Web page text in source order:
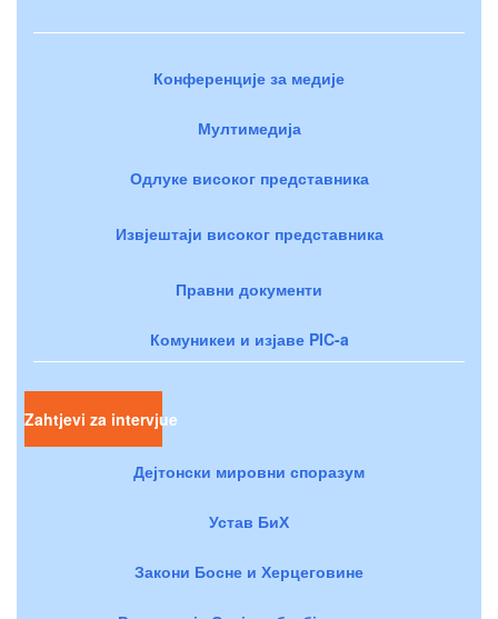
Конференције за медије
Мултимедија
Одлуке високог представника
Извјештаји високог представника
Правни документи
Комуникеи и изјаве PIC-a
Zahtjevi za intervjue
Дејтонски мировни споразум
Устав БиХ
Закони Босне и Херцеговине